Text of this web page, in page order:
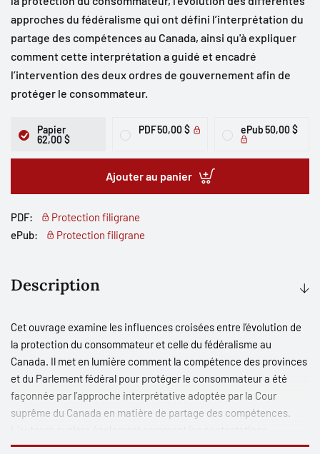
approches du fédéralisme qui ont défini l’interprétation du
partage des compétences au Canada, ainsi qu'à expliquer
comment cette interprétation a guidé et encadré
l’intervention des deux ordres de gouvernement afin de
protéger le consommateur.
Papier
62,00 $
PDF50,00 $ ePub50,00 $
Ajouter au panier
PDF:
Protection filigrane
ePub:
Protection filigrane
Description
Cet ouvrage examine les influences croisées entre l’évolution de
la protection du consommateur et celle du fédéralisme au
Canada. Il met en lumière comment la compétence des provinces
et du Parlement fédéral pour protéger le consommateur a été
façonnée par l’approche interprétative adoptée par la Cour
suprême du Canada en matière de partage des compétences.
constitutionnelles des mesures provinciales et fédérales relatives